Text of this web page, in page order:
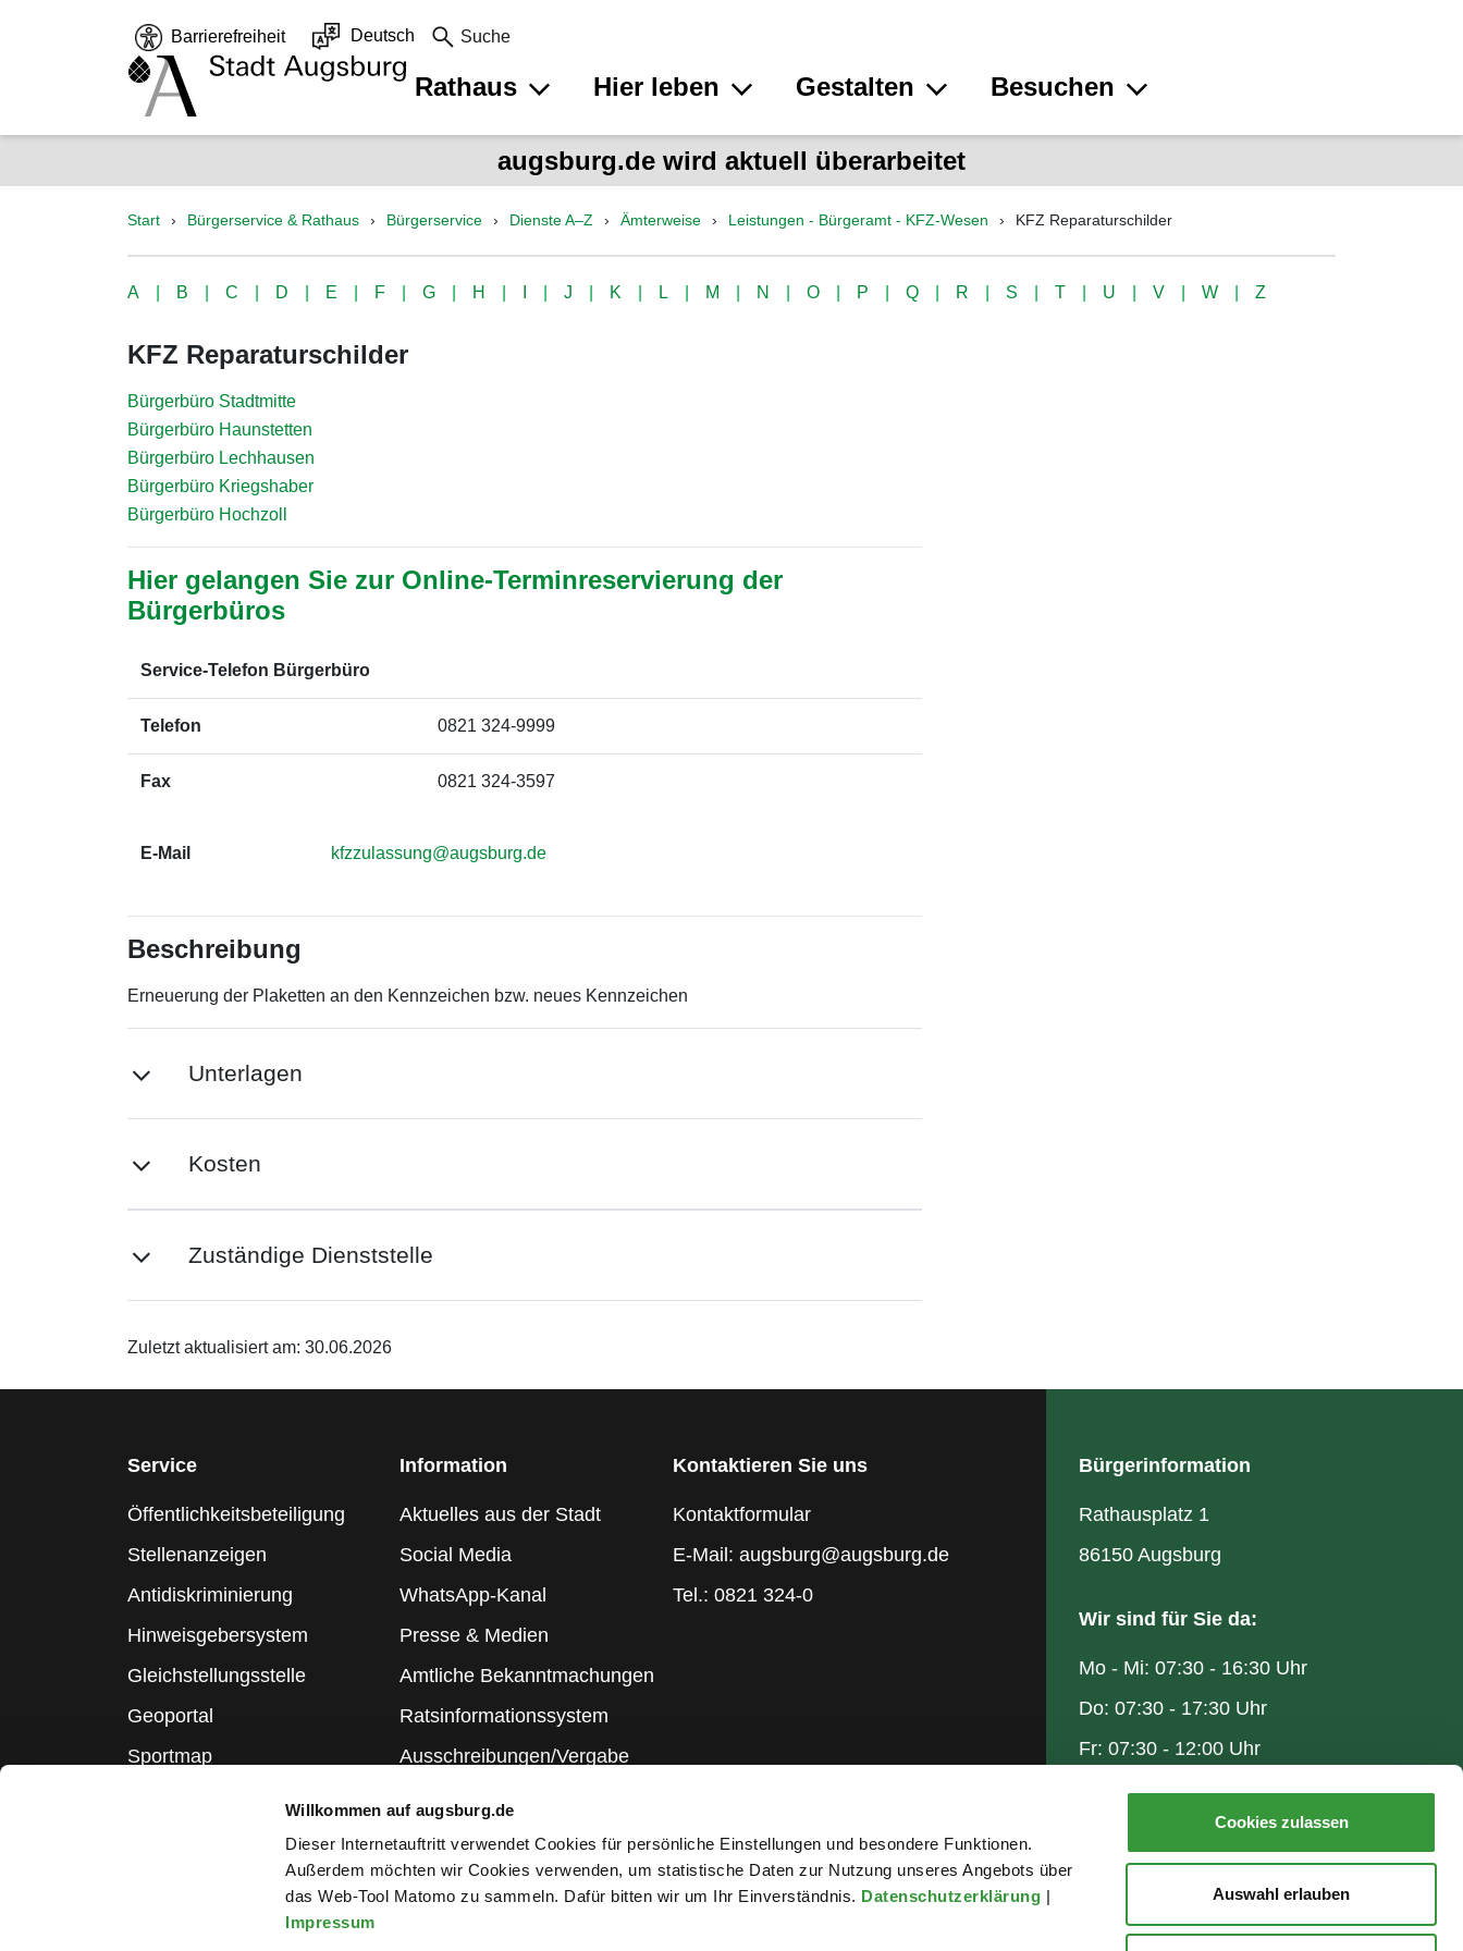
Willkommen auf augsburg.de
Dieser Internetauftritt verwendet Cookies für persönliche Einstellungen und besondere Funktionen.
Außerdem möchten wir Cookies verwenden, um statistische Daten zur Nutzung unseres Angebots über
das Web-Tool Matomo zu sammeln. Dafür bitten wir um Ihr Einverständnis. Datenschutzerklärung |
Impressum
Cookies zulassen
Auswahl erlauben
Barrierefreiheit Deutsch Suche
Rathaus Hier leben Gestalten Besuchen
augsburg.de wird aktuell überarbeitet
Start Bürgerservice & Rathaus Bürgerservice Dienste A–Z Ämterweise Leistungen - Bürgeramt - KFZ-Wesen KFZ Reparaturschilder
A B C D E F G H J K L M N O P Q R S T U V W Z
KFZ Reparaturschilder
Bürgerbüro Stadtmitte
Bürgerbüro Haunstetten
Bürgerbüro Lechhausen
Bürgerbüro Kriegshaber
Bürgerbüro Hochzoll
Hier gelangen Sie zur Online-Terminreservierung der
Bürgerbüros
Service-Telefon Bürgerbüro
Telefon 0821 324-9999
Fax 0821 324-3597
E-Mail kfzzulassung@augsburg.de
Beschreibung
Erneuerung der Plaketten an den Kennzeichen bzw. neues Kennzeichen
Unterlagen
Kosten
Zuständige Dienststelle
Zuletzt aktualisiert am: 30.06.2026
Service
Öffentlichkeitsbeteiligung
Stellenanzeigen
Antidiskriminierung
Hinweisgebersystem
Gleichstellungsstelle
Geoportal
Sportmap
Information
Aktuelles aus der Stadt
Social Media
WhatsApp-Kanal
Presse & Medien
Amtliche Bekanntmachungen
Ratsinformationssystem
Ausschreibungen/Vergabe
Kontaktieren Sie uns
Kontaktformular
E-Mail: augsburg@augsburg.de
Tel.: 0821 324-0
Bürgerinformation
Rathausplatz 1
86150 Augsburg
Wir sind für Sie da:
Mo - Mi: 07:30 - 16:30 Uhr
Do: 07:30 - 17:30 Uhr
Fr: 07:30 - 12:00 Uhr